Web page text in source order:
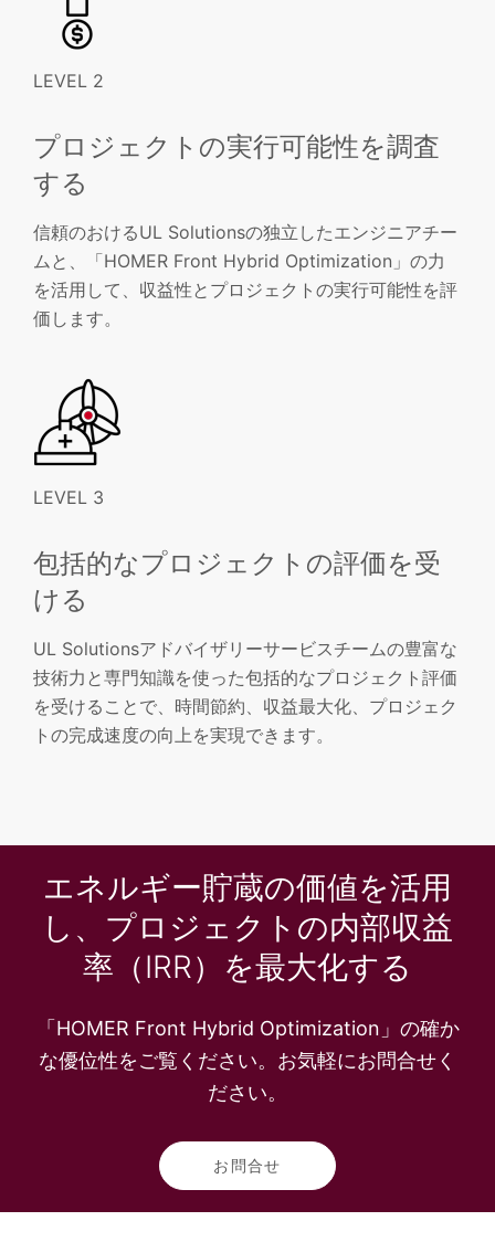
LEVEL 2
プロジェクトの実行可能性を調査
する
信頼のおけるUL Solutionsの独立したエンジニアチー
ムと、「HOMER Front Hybrid Optimization」の力
を活用して、収益性とプロジェクトの実行可能性を評
価します。
LEVEL 3
包括的なプロジェクトの評価を受
ける
UL Solutionsアドバイザリーサービスチームの豊富な
技術力と専門知識を使った包括的なプロジェクト評価
を受けることで、時間節約、収益最大化、プロジェク
トの完成速度の向上を実現できます。
エネルギー貯蔵の価値を活用
し、プロジェクトの内部収益
率（IRR）を最大化する
「HOMER Front Hybrid Optimization」の確か
な優位性をご覧ください。お気軽にお問合せく
ださい。
お問合せ